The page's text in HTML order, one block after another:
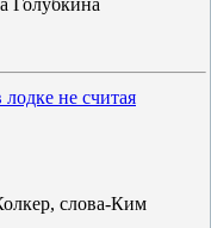
Голубкина
не считая
слова-Ким